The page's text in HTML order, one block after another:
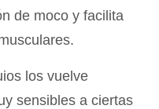
de moco y facilita
los vuelve
sensibles a ciertas